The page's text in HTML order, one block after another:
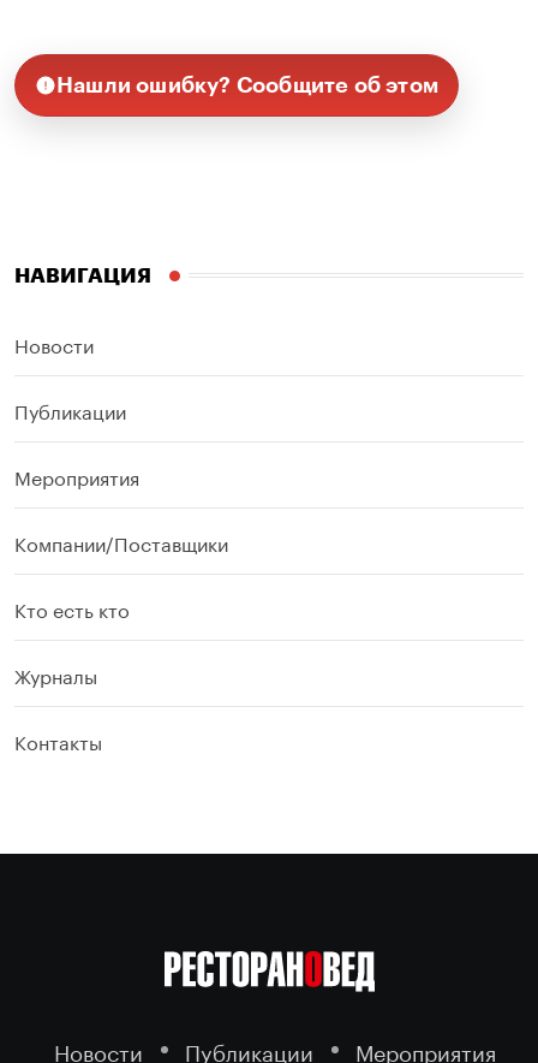
Нашли ошибку? Сообщите об этом
НАВИГАЦИЯ
Новости
Публикации
Мероприятия
Компании/Поставщики
Кто есть кто
Журналы
Контакты
Новости Публикации Мероприятия